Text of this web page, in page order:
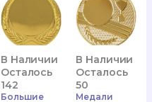
В Наличии
Осталось
142
Большие
В Наличии
Осталось
50
Медали